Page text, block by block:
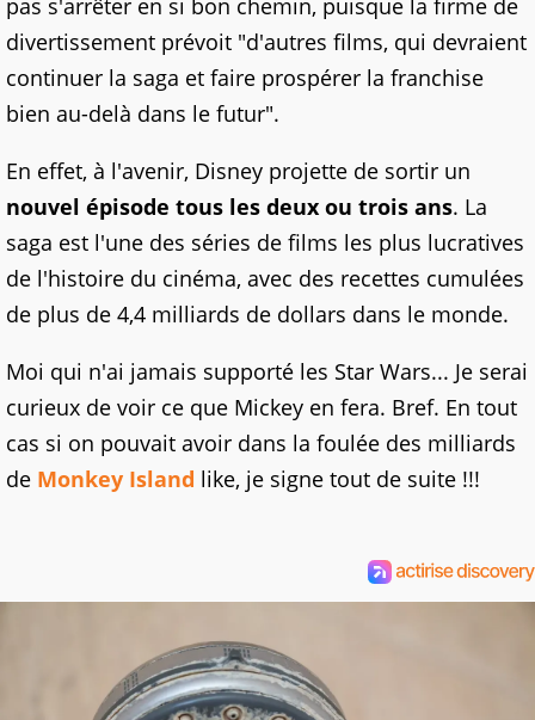
divertissement prévoit "d'autres films, qui devraient
continuer la saga et faire prospérer la franchise
bien au-delà dans le futur".
En effet, à l'avenir, Disney projette de sortir un
nouvel épisode tous les deux ou trois ans. La
saga est l'une des séries de films les plus lucratives
de l'histoire du cinéma, avec des recettes cumulées
de plus de 4,4 milliards de dollars dans le monde.
Moi qui n'ai jamais supporté les Star Wars... Je serai
curieux de voir ce que Mickey en fera. Bref. En tout
cas si on pouvait avoir dans la foulée des milliards
de Monkey Island like, je signe tout de suite !!!